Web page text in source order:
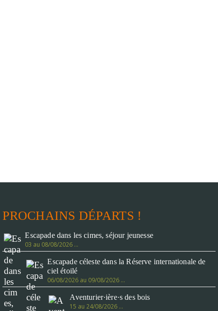
PROCHAINS DÉPARTS !
Escapade dans les cimes, séjour jeunesse
03 au 08/08/2026 …
Escapade céleste dans la Réserve internationale de
ciel étoilé
06/08/2026 au 09/08/2026 …
Aventurier·ière·s des bois
15 au 24/08/2026 …